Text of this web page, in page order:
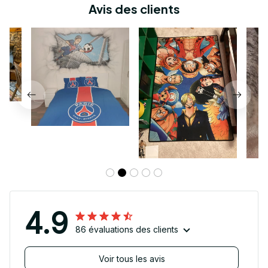
Avis des clients
4.9 86 évaluations des clients
Voir tous les avis